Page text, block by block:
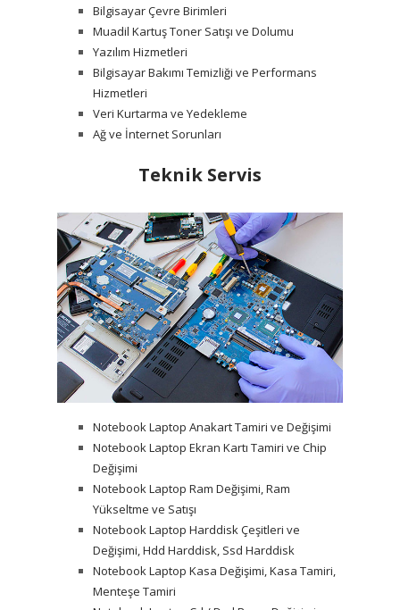
Bilgisayar Çevre Birimleri
Muadil Kartuş Toner Satışı ve Dolumu
Yazılım Hizmetleri
Bilgisayar Bakımı Temizliği ve Performans
Hizmetleri
Veri Kurtarma ve Yedekleme
Ağ ve İnternet Sorunları
Teknik Servis
Notebook Laptop Anakart Tamiri ve Değişimi
Notebook Laptop Ekran Kartı Tamiri ve Chip
Değişimi
Notebook Laptop Ram Değişimi, Ram
Yükseltme ve Satışı
Notebook Laptop Harddisk Çeşitleri ve
Değişimi, Hdd Harddisk, Ssd Harddisk
Notebook Laptop Kasa Değişimi, Kasa Tamiri,
Menteşe Tamiri